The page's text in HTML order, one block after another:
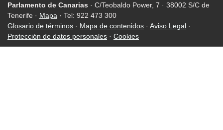
Parlamento de Canarias · C/Teobaldo Power, 7 · 38002 S/C de
Tenerife · Mapa · Tel: 922 473 300
Glosario de términos · Mapa de contenidos · Aviso Legal ·
Protección de datos personales · Cookies